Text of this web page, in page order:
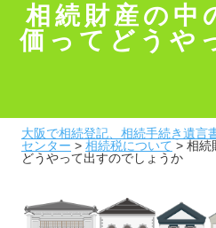
相続財産の中
価ってどうや
大阪で相続登記、相続手続き遺言
センター > 相続税について > 相続
どうやって出すのでしょうか